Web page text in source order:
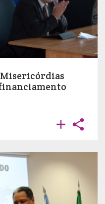
Misericórdias
 